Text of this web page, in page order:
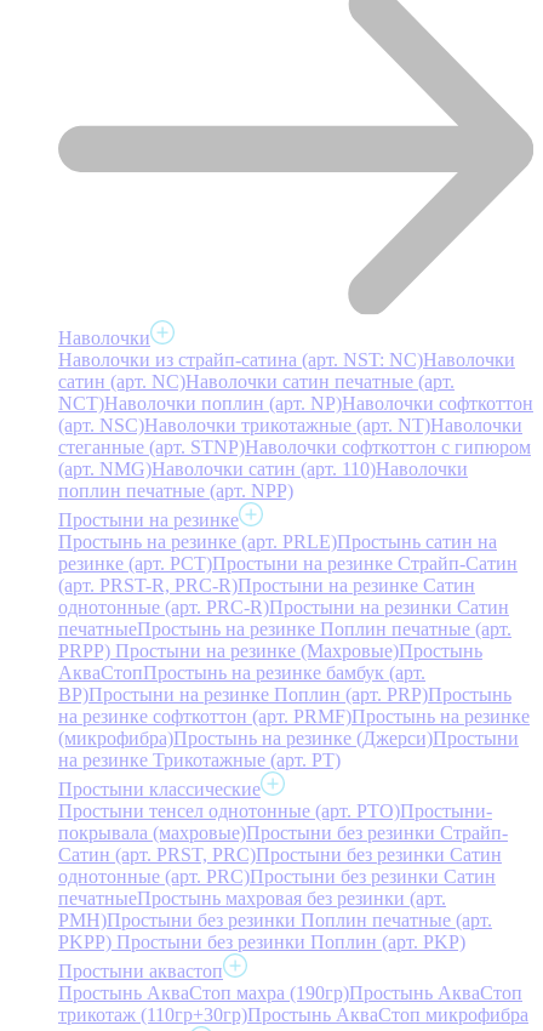
Наволочки
Наволочки из страйп-сатина (арт. NST: NC)Наволочки
сатин (арт. NC)Наволочки сатин печатные (арт.
NCT)Наволочки поплин (арт. NP)Наволочки софткоттон
(арт. NSC)Наволочки трикотажные (арт. NT)Наволочки
стеганные (арт. STNP)Наволочки софткоттон с гипюром
(арт. NMG)Наволочки сатин (арт. 110)Наволочки
поплин печатные (арт. NPP)
Простыни на резинке
Простынь на резинке (арт. PRLE)Простынь сатин на
резинке (арт. PCT)Простыни на резинке Страйп-Сатин
(арт. PRST-R, PRC-R)Простыни на резинке Сатин
однотонные (арт. PRC-R)Простыни на резинки Сатин
печатныеПростынь на резинке Поплин печатные (арт.
PRPP) Простыни на резинке (Махровые)Простынь
АкваСтопПростынь на резинке бамбук (арт.
BP)Простыни на резинке Поплин (арт. PRP)Простынь
на резинке софткоттон (арт. PRMF)Простынь на резинке
(микрофибра)Простынь на резинке (Джерси)Простыни
на резинке Трикотажные (арт. РТ)
Простыни классические
Простыни тенсел однотонные (арт. PTO)Простыни-
покрывала (махровые)Простыни без резинки Страйп-
Сатин (арт. PRST, PRC)Простыни без резинки Сатин
однотонные (арт. PRC)Простыни без резинки Сатин
печатныеПростынь махровая без резинки (арт.
PMH)Простыни без резинки Поплин печатные (арт.
PKPP) Простыни без резинки Поплин (арт. PKP)
Простыни аквастоп
Простынь АкваСтоп махра (190гр)Простынь АкваСтоп
трикотаж (110гр+30гр)Простынь АкваСтоп микрофибра